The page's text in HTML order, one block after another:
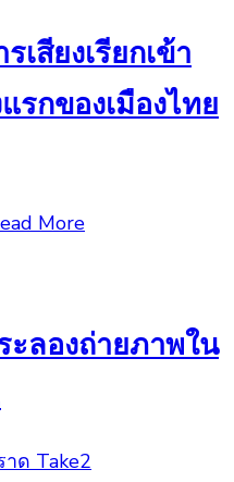
เสียงเรียกเข้า
รกของเมืองไทย
More
ะลองถ่ายภาพใน